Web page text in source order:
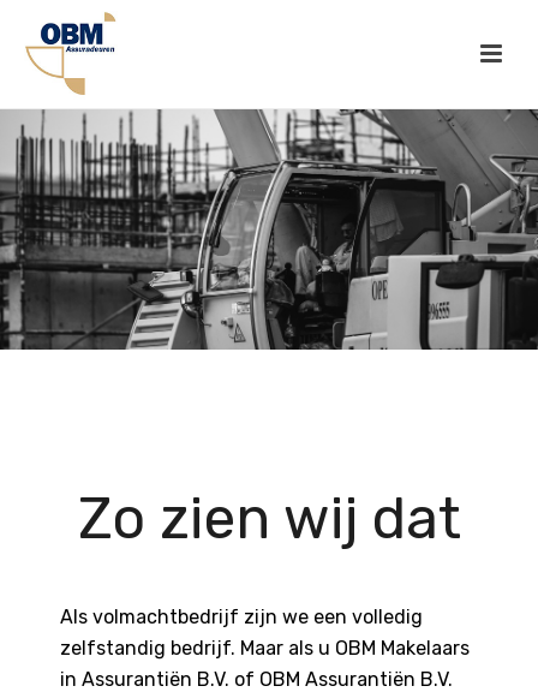
Zo zien wij dat
Als volmachtbedrijf zijn we een volledig
zelfstandig bedrijf. Maar als u OBM Makelaars
in Assurantiën B.V. of OBM Assurantiën B.V.